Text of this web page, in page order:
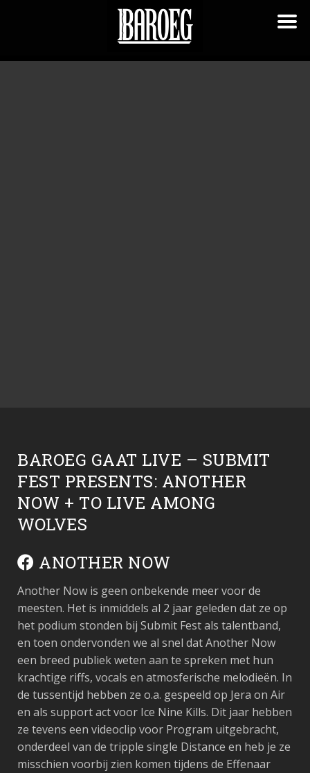
BAROEG GAAT LIVE – SUBMIT
FEST PRESENTS: ANOTHER
NOW + TO LIVE AMONG
WOLVES
ANOTHER NOW
Another Now is geen onbekende meer voor de
meesten. Het is inmiddels al 2 jaar geleden dat ze op
het podium stonden bij Submit Fest als talentband,
en toen ondervonden we al snel dat Another Now
een breed publiek weten aan te spreken met hun
krachtige riffs, vocals en atmosferische melodieën. In
de tussentijd hebben ze o.a. gespeeld op Jera on Air
en als support act voor Ice Nine Kills. Dit jaar hebben
ze tevens een videoclip voor Program uitgebracht,
onderdeel van de tripple single Distance en heb je ze
misschien voorbij zien komen tijdens de Effenaar